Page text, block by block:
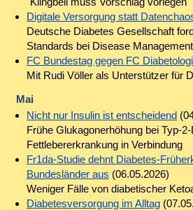
Digitale Versorgung statt
Deutsche Diabetes Gesellschaft
Standards bei Disease
FC Bundestag gegen FC
Mit Rudi Völler als Unterstützer für
Mai
Nicht nur Insulin ist entscheidend
Frühe Glukagonerhöhung bei Typ-
Fettlebererkrankung in Verbindung
Fr1da-Studie dehnt Diabetes-
Bundesländer aus (06.05.2026)
Weniger Fälle von diabetischer
Diabetesversorgung im Alltag